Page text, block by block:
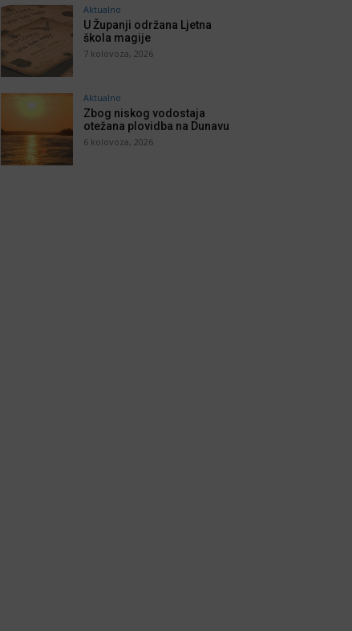
Aktualno
U Županji održana Ljetna
škola magije
7 kolovoza, 2026
Aktualno
Zbog niskog vodostaja
otežana plovidba na Dunavu
6 kolovoza, 2026